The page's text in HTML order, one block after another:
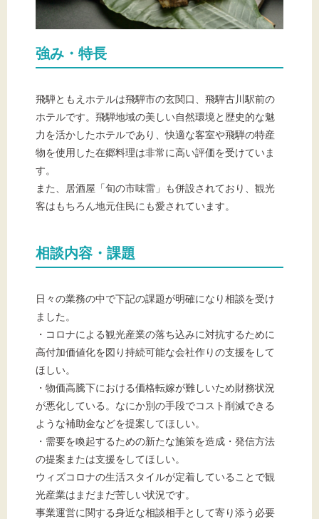
強み・特長
飛騨ともえホテルは飛騨市の玄関口、飛騨古川駅前の
ホテルです。飛騨地域の美しい自然環境と歴史的な魅
力を活かしたホテルであり、快適な客室や飛騨の特産
物を使用した在郷料理は非常に高い評価を受けていま
す。
また、居酒屋「旬の市味雷」も併設されており、観光
客はもちろん地元住民にも愛されています。
相談内容・課題
日々の業務の中で下記の課題が明確になり相談を受け
ました。
・コロナによる観光産業の落ち込みに対抗するために
高付加価値化を図り持続可能な会社作りの支援をして
ほしい。
・物価高騰下における価格転嫁が難しいため財務状況
が悪化している。なにか別の手段でコスト削減できる
ような補助金などを提案してほしい。
・需要を喚起するための新たな施策を造成・発信方法
の提案または支援をしてほしい。
ウィズコロナの生活スタイルが定着していることで観
光産業はまだまだ苦しい状況です。
事業運営に関する身近な相談相手として寄り添う必要